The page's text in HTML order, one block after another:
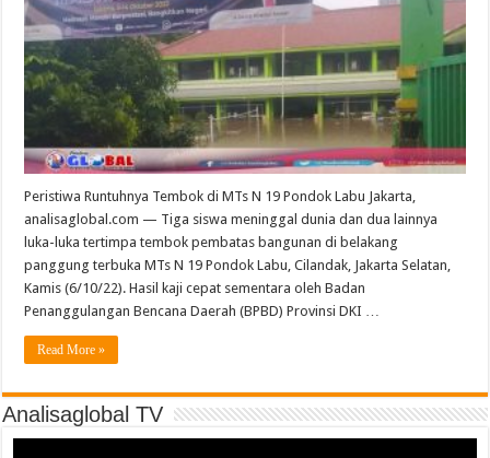
Peristiwa Runtuhnya Tembok di MTs N 19 Pondok Labu Jakarta,
analisaglobal.com — Tiga siswa meninggal dunia dan dua lainnya
luka-luka tertimpa tembok pembatas bangunan di belakang
panggung terbuka MTs N 19 Pondok Labu, Cilandak, Jakarta Selatan,
Kamis (6/10/22). Hasil kaji cepat sementara oleh Badan
Penanggulangan Bencana Daerah (BPBD) Provinsi DKI …
Read More »
Analisaglobal TV